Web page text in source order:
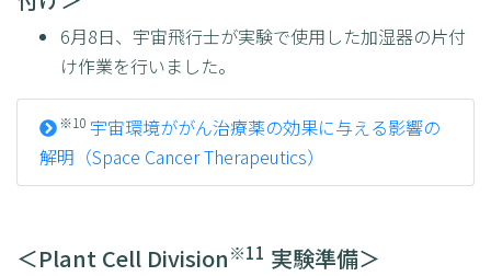
6月8日、宇宙飛行士が実験で使用した加湿器の片付
け作業を行いました。
※10 宇宙環境ががん治療薬の効果に与える影響の
解明（Space Cancer Therapeutics）
＜Plant Cell Division※11 実験準備＞